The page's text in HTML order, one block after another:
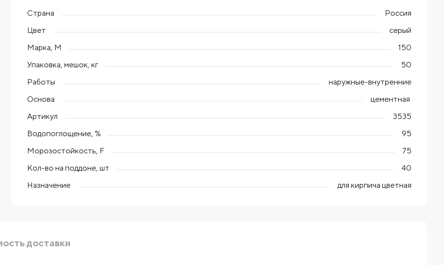
Страна
Россия
Цвет
серый
Марка, М
150
Упаковка, мешок, кг
50
Работы
наружные-внутренние
Основа
цементная
Артикул
3535
Водопоглощение, %
95
Морозостойкость, F
75
Кол-во на поддоне, шт
40
Назначение
для кирпича цветная
доставки